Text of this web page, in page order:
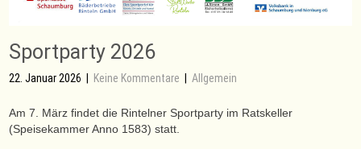
Sportparty 2026
22. Januar 2026 Keine Kommentare |Allgemein
Am 7. März findet die Rintelner Sportparty im Ratskeller
(Speisekammer Anno 1583) statt.